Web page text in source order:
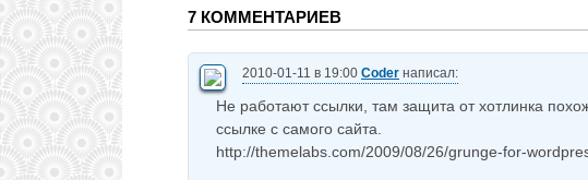
7 КОММЕНТАРИЕВ
2010-01-11 в 19:00 Coder написал:
Не работают ссылки, там защита от хотлинка
ссылке с самого сайта.
http://themelabs.com/2009/08/26/grunge-for-